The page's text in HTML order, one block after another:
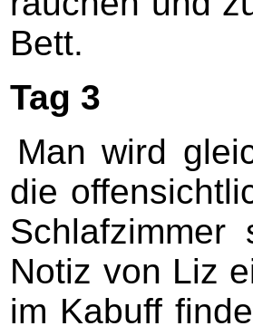
Bett.
Tag 3
Man wird
die
Notiz von Liz
im Kabuff